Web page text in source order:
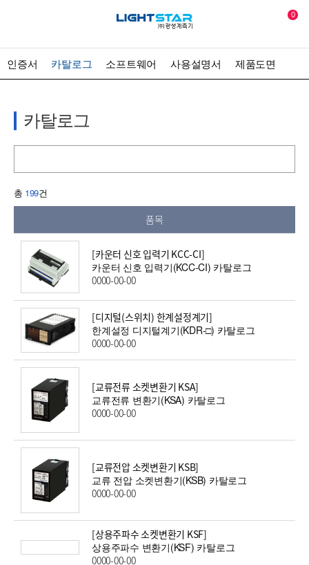
0
인증서 카탈로그 소프트웨어 사용설명서 제품도면
카탈로그
총 199건
품목
[카운터 신호 입력기 KCC-CI]
카운터 신호 입력기(KCC-CI) 카탈로그
0000-00-00
[디지털(스위치) 한계설정계기]
한계설정 디지털계기(KDR-□) 카탈로그
0000-00-00
[교류전류 소켓변환기 KSA]
교류전류 변환기(KSA) 카탈로그
0000-00-00
[교류전압 소켓변환기 KSB]
교류 전압 소켓변환기(KSB) 카탈로그
0000-00-00
[상용주파수 소켓변환기 KSF]
상용주파수 변환기(KSF) 카탈로그
0000-00-00